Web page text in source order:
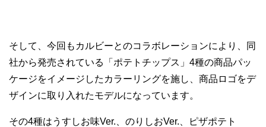
そして、今回もカルビーとのコラボレーションにより、同
社から発売されている「ポテトチップス」4種の商品パッ
ケージをイメージしたカラーリングを施し、商品ロゴをデ
ザインに取り入れたモデルになっています。
その4種はうすしお味Ver.、のりしおVer.、ピザポテト